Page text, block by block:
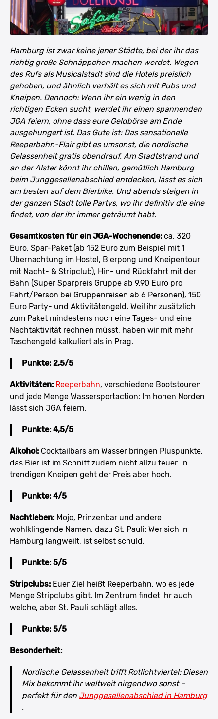
Hamburg ist zwar keine jener Städte, bei der ihr das
richtig große Schnäppchen machen werdet. Wegen
des Rufs als Musicalstadt sind die Hotels preislich
gehoben, und ähnlich verhält es sich mit Pubs und
Kneipen. Dennoch: Wenn ihr ein wenig in den
richtigen Ecken sucht, werdet ihr einen spannenden
JGA feiern, ohne dass eure Geldbörse am Ende
ausgehungert ist. Das Gute ist: Das sensationelle
Reeperbahn-Flair gibt es umsonst, die nordische
Gelassenheit gratis obendrauf. Am Stadtstrand und
an der Alster könnt ihr chillen, gemütlich Hamburg
beim Junggesellenabschied entdecken, lässt es sich
am besten auf dem Bierbike. Und abends steigen in
der ganzen Stadt tolle Partys, wo ihr definitiv die eine
findet, von der ihr immer geträumt habt.
Gesamtkosten für ein JGA-Wochenende: ca. 320
Euro. Spar-Paket (ab 152 Euro zum Beispiel mit 1
Übernachtung im Hostel, Bierpong und Kneipentour
mit Nacht- & Stripclub), Hin- und Rückfahrt mit der
Bahn (Super Sparpreis Gruppe ab 9,90 Euro pro
Fahrt/Person bei Gruppenreisen ab 6 Personen), 150
Euro Party- und Aktivitätengeld. Weil ihr zusätzlich
zum Paket mindestens noch eine Tages- und eine
Nachtaktivität rechnen müsst, haben wir mit mehr
Taschengeld kalkuliert als in Prag.
Punkte: 2,5/5
Aktivitäten: Reeperbahn, verschiedene Bootstouren
und jede Menge Wassersportaction: Im hohen Norden
lässt sich JGA feiern.
Punkte: 4,5/5
Alkohol: Cocktailbars am Wasser bringen Pluspunkte,
das Bier ist im Schnitt zudem nicht allzu teuer. In
trendigen Kneipen geht der Preis aber hoch.
Punkte: 4/5
Nachtleben: Mojo, Prinzenbar und andere
wohlklingende Namen, dazu St. Pauli: Wer sich in
Hamburg langweilt, ist selbst schuld.
Punkte: 5/5
Stripclubs: Euer Ziel heißt Reeperbahn, wo es jede
Menge Stripclubs gibt. Im Zentrum findet ihr auch
welche, aber St. Pauli schlägt alles.
Punkte: 5/5
Besonderheit:
Nordische Gelassenheit trifft Rotlichtviertel: Diesen
Mix bekommt ihr weltweit nirgendwo sonst –
perfekt für den Junggesellenabschied in Hamburg
.